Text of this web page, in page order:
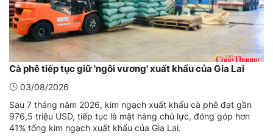
Cà phê tiếp tục giữ 'ngôi vương' xuất khẩu của Gia Lai
03/08/2026
Sau 7 tháng năm 2026, kim ngạch xuất khẩu cà phê đạt gần
976,5 triệu USD, tiếp tục là mặt hàng chủ lực, đóng góp hơn
41% tổng kim ngạch xuất khẩu của Gia Lai.